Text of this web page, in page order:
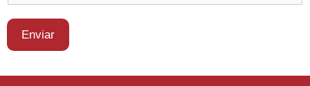
l
é
f
n
Enviar